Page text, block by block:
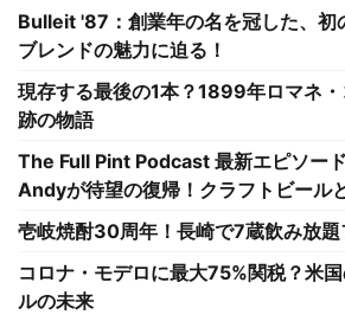
Bulleit '87：創業年の名を冠した、初
ブレンドの魅力に迫る！
現存する最後の1本？1899年ロマネ
跡の物語
The Full Pint Podcast 最新エピソー
Andyが待望の復帰！クラフトビール
壱岐焼酎30周年！長崎で7蔵飲み放題
コロナ・モデロに最大75%関税？米
ルの未来